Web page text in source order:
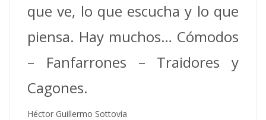
que ve, lo que escucha y lo que
piensa. Hay muchos… Cómodos
– Fanfarrones – Traidores y
Cagones.
Héctor Guillermo Sottovía